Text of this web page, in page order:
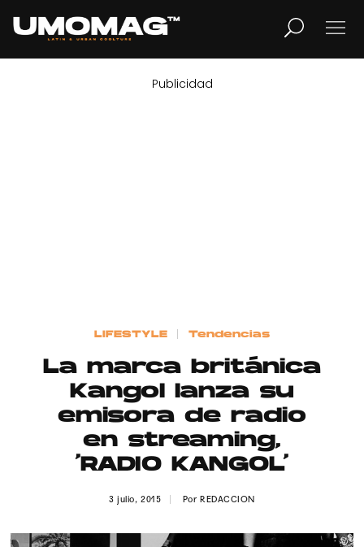
LIFESTYLE
Contacto
Aviso Legal
© 2015-2022 UMOMAG. PROPIEDAD DE UMO agency. TODOS LOS
DERECHOS RESERVADOS.
Publicidad
LIFESTYLE Tendencias
La marca británica
Kangol lanza su
emisora de radio
en streaming,
‘RADIO KANGOL’
3 julio, 2015 Por REDACCION